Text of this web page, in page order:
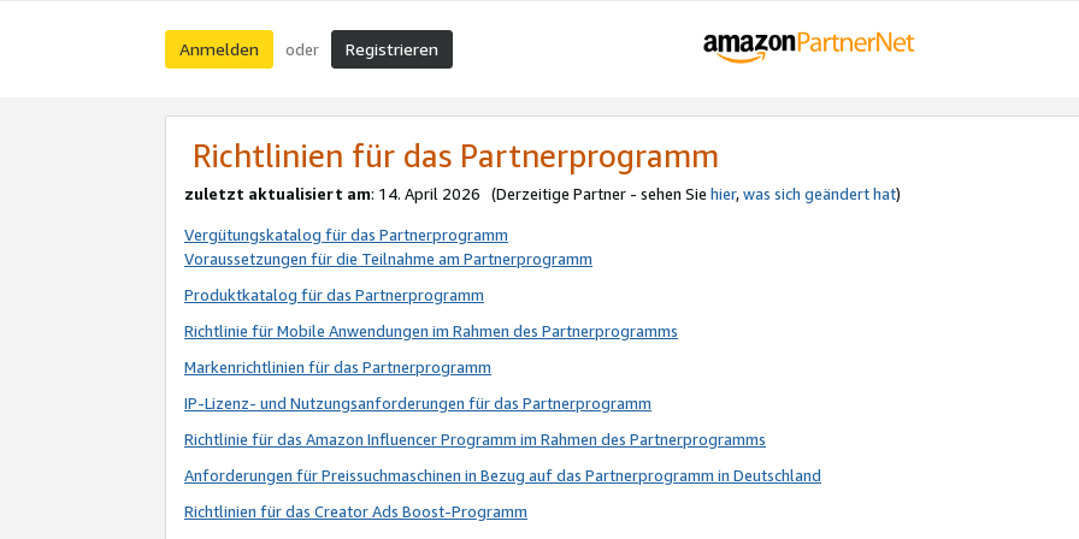
Anmelden oder Registrieren
Richtlinien für das Partnerprogramm
zuletzt aktualisiert am: 14. April 2026 (Derzeitige Partner - sehen Sie hier,was sich geändert hat)
Vergütungskatalog für das Partnerprogramm
Voraussetzungen für die Teilnahme am Partnerprogramm
Produktkatalog für das Partnerprogramm
Richtlinie für Mobile Anwendungen im Rahmen des Partnerprogramms
Markenrichtlinien für das Partnerprogramm
IP-Lizenz- und Nutzungsanforderungen für das Partnerprogramm
Richtlinie für das Amazon Influencer Programm im Rahmen des Partnerprogramms
Anforderungen für Preissuchmaschinen in Bezug auf das Partnerprogramm in Deutschland
Richtlinien für das Creator Ads Boost-Programm